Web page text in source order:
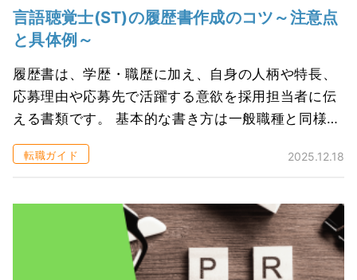
言語聴覚士(ST)の履歴書作成のコツ～注意点
と具体例～
履歴書は、学歴・職歴に加え、自身の人柄や特長、
応募理由や応募先で活躍する意欲を採用担当者に伝
える書類です。 基本的な書き方は一般職種と同様で
すが、言語聴覚士(ST)は職務内容や求められるスキ
ルが応募先によって大きく異なり...
転職ガイド 2025.12.18